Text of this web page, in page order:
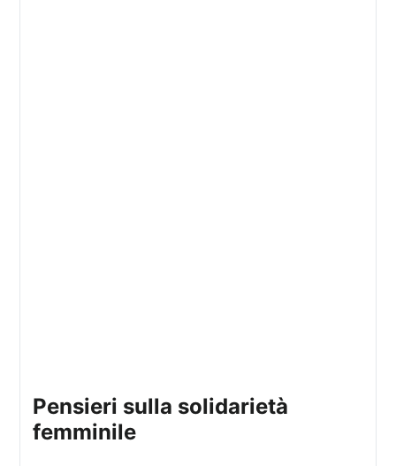
pensieri sulla solidarietà
femminile